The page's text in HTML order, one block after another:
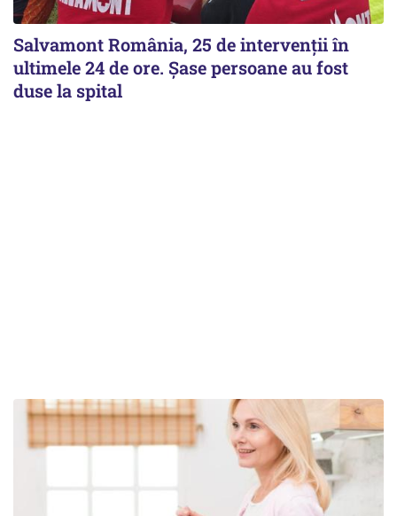
Salvamont România, 25 de intervenții în
ultimele 24 de ore. Șase persoane au fost
duse la spital